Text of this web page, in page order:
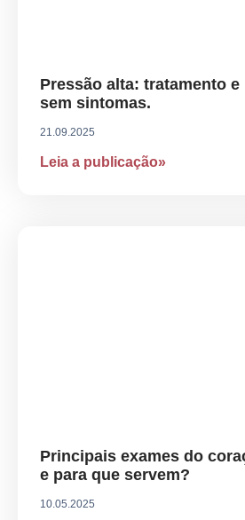
Pressão alta: tratamento
sem sintomas.
21.09.2025
Leia a publicação»
Principais exames do
e para que servem?
10.05.2025